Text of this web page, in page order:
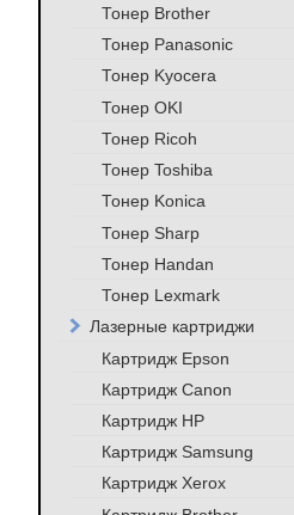
Тонер Brother
Тонер Panasonic
Тонер Kyocera
Тонер OKI
Тонер Ricoh
Тонер Toshiba
Тонер Konica
Тонер Sharp
Тонер Handan
Тонер Lexmark
Лазерные картриджи
Картридж Epson
Картридж Canon
Картридж HP
Картридж Samsung
Картридж Xerox